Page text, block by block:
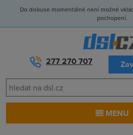
Do diskuse momentálně není možné
pochopení.
277 270 707
MENU